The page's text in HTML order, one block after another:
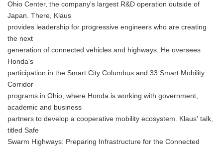
Ohio Center, the company's largest R&D operation outside of
Japan. There, Klaus
provides leadership for progressive engineers who are creating
the next
generation of connected vehicles and highways. He oversees
Honda's
participation in the Smart City Columbus and 33 Smart Mobility
Corridor
programs in Ohio, where Honda is working with government,
academic and business
partners to develop a cooperative mobility ecosystem. Klaus' talk,
titled Safe
Swarm Highways: Preparing Infrastructure for the Connected